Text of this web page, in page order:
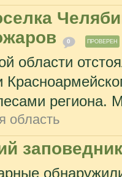
0 ПРОВЕРЕН
области
региона.
область